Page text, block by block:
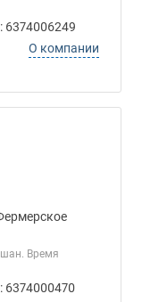
6374006249
О компании
Время
6374000470